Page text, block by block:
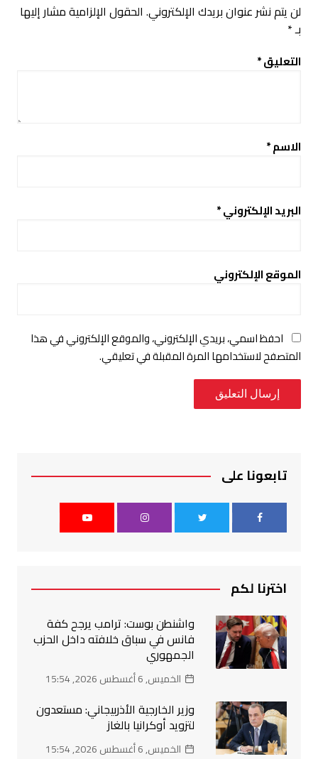
لن يتم نشر عنوان بريدك الإلكتروني. الحقول الإلزامية مشار إليها
بـ*
التعليق*
الاسم*
البريد الإلكتروني*
الموقع الإلكتروني
احفظ اسمي، بريدي الإلكتروني، والموقع الإلكتروني في هذا
المتصفح لاستخدامها المرة المقبلة في تعليقي.
تابعونا على
اخترنا لكم
واشنطن بوست: ترامب يرجح كفة
فانس في سباق خلافته داخل الحزب
الجمهوري
الخميس, 6 أغسطس 2026, 15:54
وزير الخارجية الأذربيجاني: مستعدون
لتزويد أوكرانيا بالغاز
الخميس, 6 أغسطس 2026, 15:54